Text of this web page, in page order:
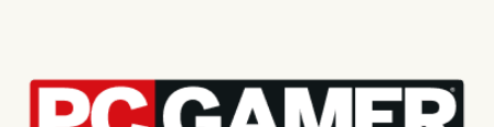
Vorteile eines VPNs für Gaming